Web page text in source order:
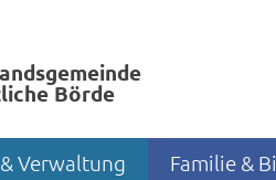
Börde
Verwaltung Familie &